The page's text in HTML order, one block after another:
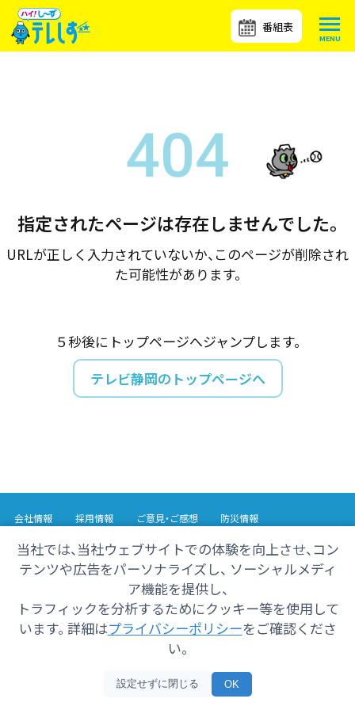
番組表
当社では、当社ウェブサイトでの体験を向上させ、コン
テンツや広告をパーソナライズし、 ソーシャルメディ
ア機能を提供し、
トラフィックを分析するためにクッキー等を使用して
います。 詳細はプライバシーポリシーをご確認くださ
い。
設定せずに閉じる OK
指定されたページは存在しませんでした。
URLが正しく入力されていないか、このページが削除され
た可能性があります。
５秒後にトップページへジャンプします。
テレビ静岡のトップページへ
会社情報 採用情報 ご意見・ご感想
防災情報
Copyright© 2025 SHIZUOKA TELECASTING Co.,Ltd.
All Rights Reserved.